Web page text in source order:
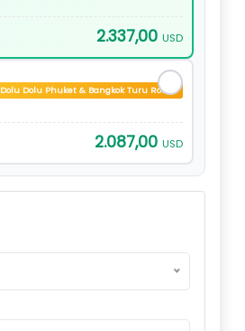
2.337,00 USD
Dolu Dolu Phuket & Bangkok Turu Rotası
2.087,00 USD